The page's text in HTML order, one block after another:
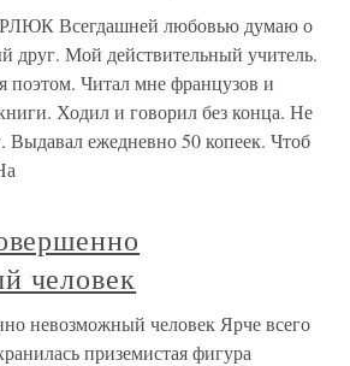
Всегдашней любовью думаю о
друг. Мой действительный учитель.
поэтом. Читал мне французов и
Ходил и говорил без конца. Не
Выдавал ежедневно 50 копеек. Чтоб
человек
невозможный человек Ярче всего
приземистая фигура